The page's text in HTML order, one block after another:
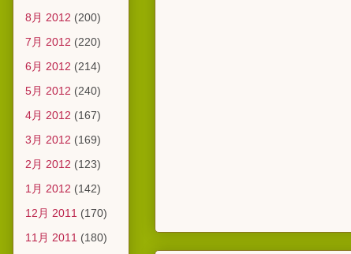
8月 2012 (200)
7月 2012 (220)
6月 2012 (214)
5月 2012 (240)
4月 2012 (167)
3月 2012 (169)
2月 2012 (123)
1月 2012 (142)
12月 2011 (170)
11月 2011 (180)